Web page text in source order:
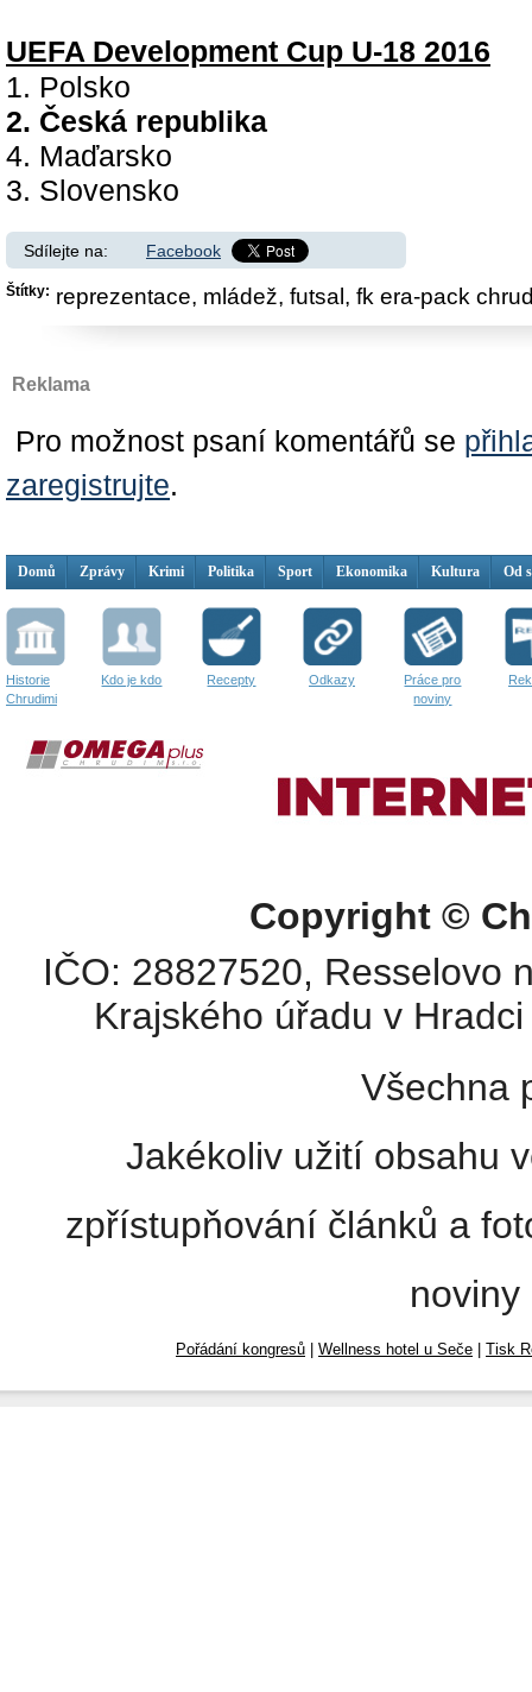
UEFA Development Cup U-18 2016
1. Polsko
2. Česká republika
4. Maďarsko
3. Slovensko
Sdílejte na: Facebook
Štítky: reprezentace, mládež, futsal, fk era-pack
Reklama
Pro možnost psaní komentářů se
zaregistrujte.
Domů Zprávy Krimi Politika Sport Ekonomika Kultura Od
Historie
Chrudimi
Kdo je kdo Recepty Odkazy
Práce pro
noviny
Copyright ©
IČO: 28827520, Resselovo
Krajského úřadu v
Všechna
Jakékoliv užití obsahu
zpřístupňování článků a
Pořádání kongresů Wellness hotel u Seče Tisk